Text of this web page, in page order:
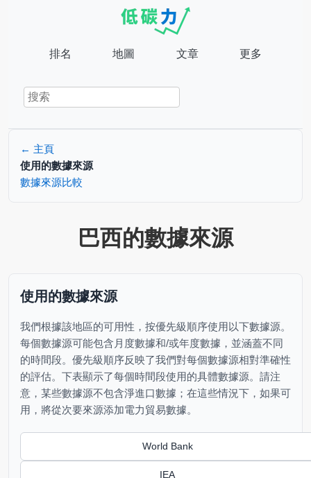
排名 地圖 文章 更多
← 主頁
使用的數據來源
數據來源比較
巴西的數據來源
使用的數據來源
我們根據該地區的可用性，按優先級順序使用以下數據源。
每個數據源可能包含月度數據和/或年度數據，並涵蓋不同
的時間段。優先級順序反映了我們對每個數據源相對準確性
的評估。下表顯示了每個時間段使用的具體數據源。請注
意，某些數據源不包含淨進口數據；在這些情況下，如果可
用，將從次要來源添加電力貿易數據。
World Bank
IEA